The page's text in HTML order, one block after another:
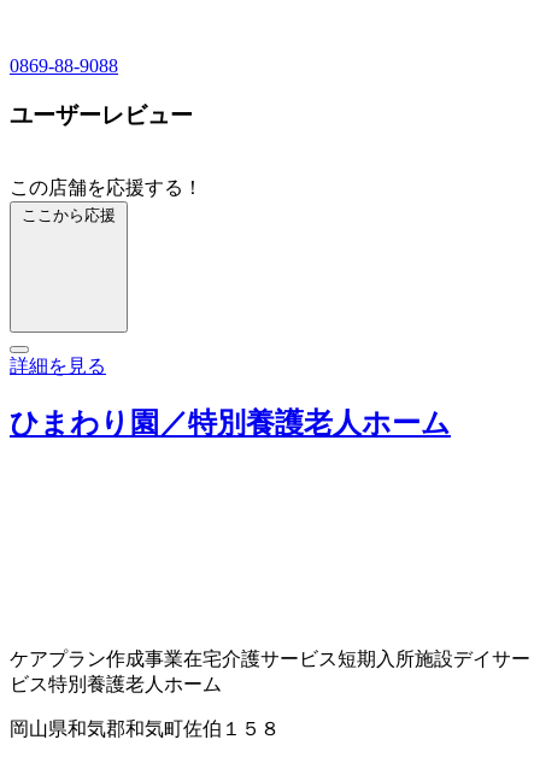
0869-88-9088
ユーザーレビュー
この店舗を応援する！
ここから応援
詳細を見る
ひまわり園／特別養護老人ホーム
ケアプラン作成事業在宅介護サービス短期入所施設デイサー
ビス特別養護老人ホーム
岡山県和気郡和気町佐伯１５８